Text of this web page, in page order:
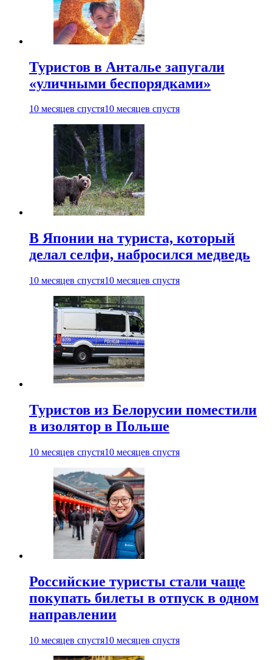
Туристов в Анталье запугали
«уличными беспорядками»
10 месяцев спустя10 месяцев спустя
В Японии на туриста, который
делал селфи, набросился медведь
10 месяцев спустя10 месяцев спустя
Туристов из Белорусии поместили
в изолятор в Польше
10 месяцев спустя10 месяцев спустя
Российские туристы стали чаще
покупать билеты в отпуск в одном
направлении
10 месяцев спустя10 месяцев спустя